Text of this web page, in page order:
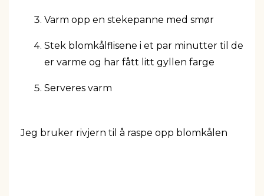
Varm opp en stekepanne med smør
Stek blomkålflisene i et par minutter til de
er varme og har fått litt gyllen farge
Serveres varm
Jeg bruker rivjern til å raspe opp blomkålen